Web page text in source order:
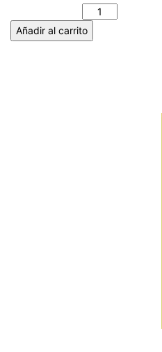
Añadir al carrito